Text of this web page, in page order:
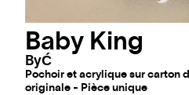
Baby King
ByĆ
Pochoir et acrylique sur
originale - Pièce unique